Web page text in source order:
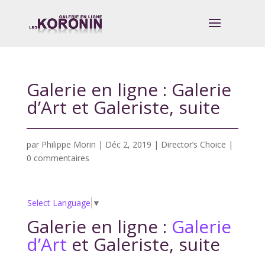
Galerie en ligne : Galerie
d’Art et Galeriste, suite
par Philippe Morin | Déc 2, 2019 | Director’s Choice |
0 commentaires
Select Language ▼
Galerie en ligne : Galerie
d’Art et Galeriste, suite